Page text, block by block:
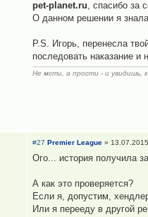
pet-planet.ru , спасибо за
О данном решении я
P.S. Игорь, перенесла
последовать наказание и
Не мсти, а прости - и увидишь,
#27 Premier League »
Ого... история получила
А как это проверяется?
Если я, допустим,
Или я перееду в другой